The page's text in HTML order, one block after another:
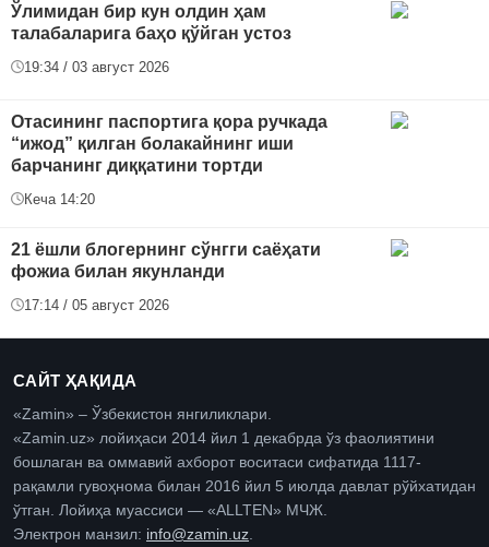
Ўлимидан бир кун олдин ҳам
талабаларига баҳо қўйган устоз
19:34 / 03 август 2026
Отасининг паспортига қора ручкада
“ижод” қилган болакайнинг иши
барчанинг диққатини тортди
Кеча 14:20
21 ёшли блогернинг сўнгги саёҳати
фожиа билан якунланди
17:14 / 05 август 2026
САЙТ ҲАҚИДА
«Zamin» – Ўзбекистон янгиликлари.
«Zamin.uz» лойиҳаси 2014 йил 1 декабрда ўз фаолиятини
бошлаган ва оммавий ахборот воситаси сифатида 1117-
рақамли гувоҳнома билан 2016 йил 5 июлда давлат рўйхатидан
ўтган. Лойиҳа муассиси — «ALLTEN» МЧЖ.
Электрон манзил: info@zamin.uz